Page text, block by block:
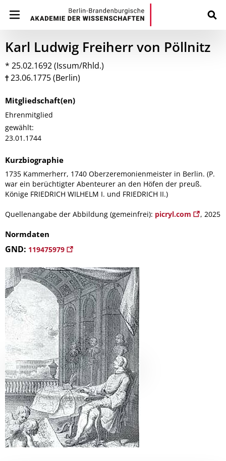
Karl Ludwig Freiherr von Pöllnitz
* 25.02.1692 (Issum/Rhld.)
23.06.1775 (Berlin)
Mitgliedschaft(en)
Ehrenmitglied
gewählt:
23.01.1744
Kurzbiographie
1735 Kammerherr, 1740 Oberzeremonienmeister in Berlin. (P.
war ein berüchtigter Abenteurer an den Höfen der preuß.
Könige FRIEDRICH WILHELM I. und FRIEDRICH II.)
Quellenangabe der Abbildung (gemeinfrei): picryl.com , 2025
Normdaten
GND: 119475979